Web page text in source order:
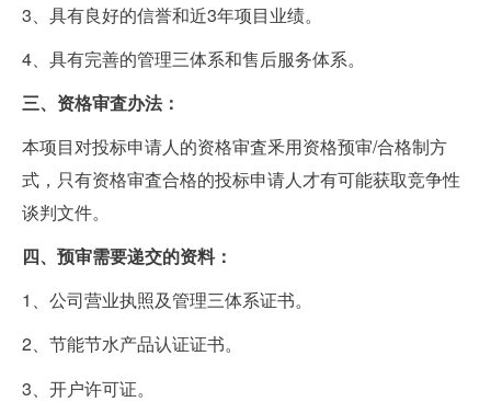
3、具有良好的信誉和近3年项目业绩。
4、具有完善的管理三体系和售后服务体系。
三、资格审査办法：
本项目对投标申请人的资格审査釆用资格预审/合格制方
式，只有资格审査合格的投标申请人才有可能获取竞争性
谈判文件。
四、预审需要递交的资料：
1 、公司营业执照及管理三体系证书。
2、节能节水产品认证证书。
3 、开户许可证。